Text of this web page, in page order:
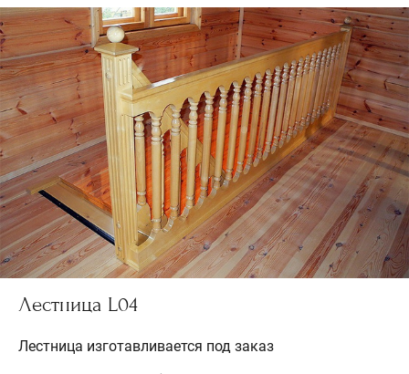
Лестница L04
Лестница изготавливается под заказ